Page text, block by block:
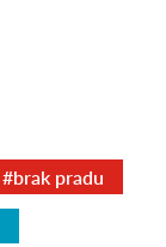
#brak pradu